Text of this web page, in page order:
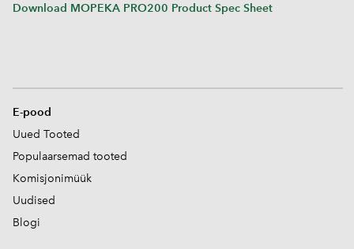
Download MOPEKA PRO200 Product Spec Sheet
E-pood
Uued Tooted
Populaarsemad tooted
Komisjonimüük
Uudised
Blogi